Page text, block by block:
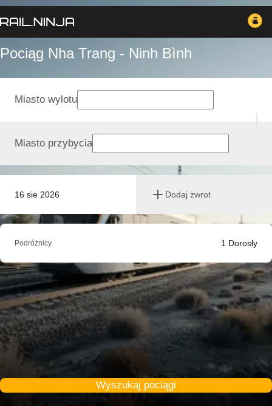
Pociąg Nha Trang - Ninh Bình
16 sie 2026 Dodaj zwrot
Miasto wylotu
Miasto przybycia
Podróżnicy 1 Dorosły
Wyszukaj pociągi